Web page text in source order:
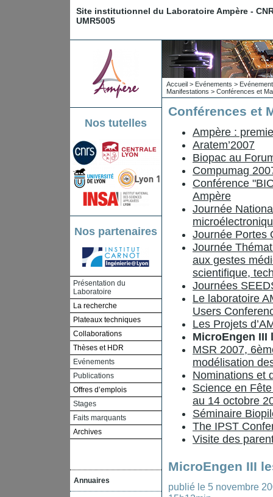
Site institutionnel du Laboratoire Ampère -
UMR5005
Nos tutelles
Nos partenaires
Présentation du
Laboratoire
La recherche
Plateaux techniques
Collaborations
Thèses et HDR
Evénements
Publications
Offres d’emplois
Stages
Faits marquants
Archives
Annuaires
Accueil > Evénements >
Manifestations > Conférences et
Conférences et
Ampère :
Aratem’2007
Biopac au
Compumag
Conférence
Ampère
Journée
Journée Portes
Journée
aux gestes
scientifique,
Journées
Le laboratoire
Users
Les Projets
MicroEngen III
MSR 2007,
modélisation
Nominations et
Science en
au 14 octobre
Séminaire
The IPST
Visite des
MicroEngen III
publié le 5 novembre